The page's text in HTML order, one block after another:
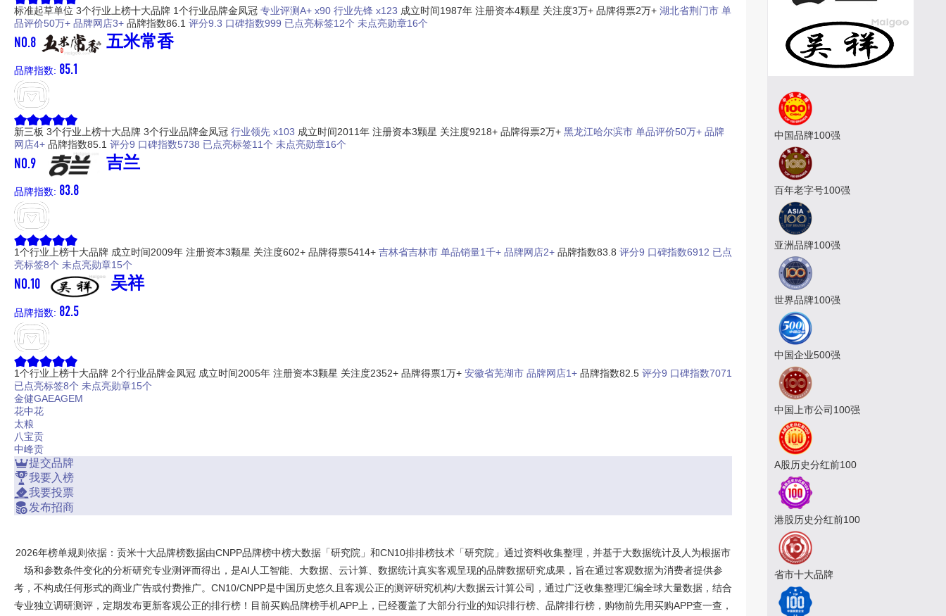
标准起草单位 3个行业上榜十大品牌 1个行业品牌金凤冠 专业评测A+ x90 行业先锋 x123 成立时间1987年 注册资本4颗星 关注度3万+ 品牌得票2万+ 湖北省荆门市 单
品评价50万+ 品牌网店3+ 品牌指数86.1 评分9.3 口碑指数999 已点亮标签12个 未点亮勋章16个
NO.8 五米常香
品牌指数: 85.1
新三板 3个行业上榜十大品牌 3个行业品牌金凤冠 行业领先 x103 成立时间2011年 注册资本3颗星 关注度9218+ 品牌得票2万+ 黑龙江哈尔滨市 单品评价50万+ 品牌
网店4+ 品牌指数85.1 评分9 口碑指数5738 已点亮标签11个 未点亮勋章16个
NO.9 吉兰
品牌指数: 83.8
1个行业上榜十大品牌 成立时间2009年 注册资本3颗星 关注度602+ 品牌得票5414+ 吉林省吉林市 单品销量1千+ 品牌网店2+ 品牌指数83.8 评分9 口碑指数6912 已点
亮标签8个 未点亮勋章15个
NO.10 吴祥
品牌指数: 82.5
1个行业上榜十大品牌 2个行业品牌金凤冠 成立时间2005年 注册资本3颗星 关注度2352+ 品牌得票1万+ 安徽省芜湖市 品牌网店1+ 品牌指数82.5 评分9 口碑指数7071
已点亮标签8个 未点亮勋章15个
金健GAEAGEM
花中花
太粮
八宝贡
中峰贡
提交品牌
我要入榜
我要投票
发布招商
2026年榜单规则依据：贡米十大品牌榜数据由CNPP品牌榜中榜大数据「研究院」和CN10排排榜技术「研究院」通过资料收集整理，并基于大数据统计及人为根据市
场和参数条件变化的分析研究专业测评而得出，是AI人工智能、大数据、云计算、数据统计真实客观呈现的品牌数据研究成果，旨在通过客观数据为消费者提供参
考，不构成任何形式的商业广告或付费推广。CN10/CNPP是中国历史悠久且客观公正的测评研究机构/大数据云计算公司，通过广泛收集整理汇编全球大量数据，结合
专业独立调研测评，定期发布更新客观公正的排行榜！目前买购品牌榜手机APP上，已经覆盖了大部分行业的知识排行榜、品牌排行榜，购物前先用买购APP查一查，
中国品牌100强
百年老字号100强
亚洲品牌100强
世界品牌100强
中国企业500强
中国上市公司100强
A股历史分红前100
港股历史分红前100
省市十大品牌